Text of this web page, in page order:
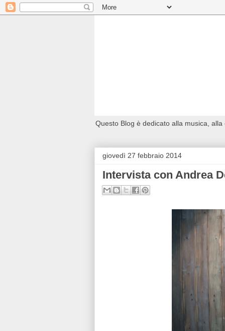
Questo Blog è dedicato alla musica,
giovedì 27 febbraio 2014
Intervista con Andrea